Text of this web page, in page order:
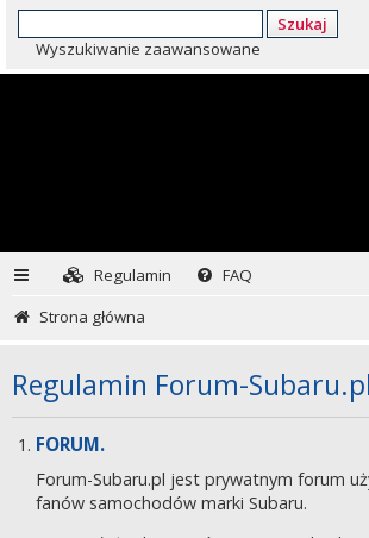
Szukaj
Wyszukiwanie zaawansowane
Regulamin
FAQ
Strona główna
Regulamin Forum-Subaru.pl
FORUM.
Forum-Subaru.pl jest prywatnym forum
fanów samochodów marki Subaru.